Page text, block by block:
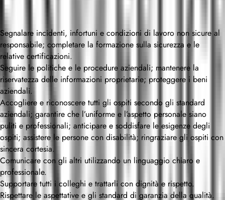
Segnalare incidenti, infortuni e condizioni di lavoro non sicure al
responsabile; completare la formazione sulla sicurezza e le
relative certificazioni.
Seguire le politiche e le procedure aziendali; mantenere la
riservatezza delle informazioni proprietarie; proteggere i beni
aziendali.
Accogliere e riconoscere tutti gli ospiti secondo gli standard
aziendali; garantire che l’uniforme e l’aspetto personale siano
puliti e professionali; anticipare e soddisfare le esigenze degli
ospiti; assistere le persone con disabilità; ringraziare gli ospiti con
sincera cortesia.
Comunicare con gli altri utilizzando un linguaggio chiaro e
professionale.
Supportare tutti i colleghi e trattarli con dignità e rispetto.
Rispettare le aspettative e gli standard di garanzia della qualità.